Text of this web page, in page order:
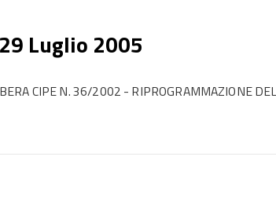
Luglio 2005
CIPE N. 36/2002 - RIPROGRAMMAZIONE